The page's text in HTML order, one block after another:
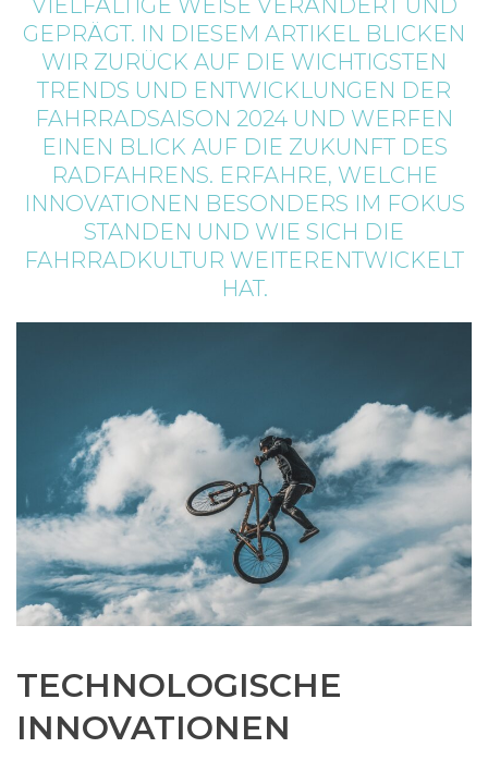
VIELFÄLTIGE WEISE VERÄNDERT UND
GEPRÄGT. IN DIESEM ARTIKEL BLICKEN
WIR ZURÜCK AUF DIE WICHTIGSTEN
TRENDS UND ENTWICKLUNGEN DER
FAHRRADSAISON 2024 UND WERFEN
EINEN BLICK AUF DIE ZUKUNFT DES
RADFAHRENS. ERFAHRE, WELCHE
INNOVATIONEN BESONDERS IM FOKUS
STANDEN UND WIE SICH DIE
FAHRRADKULTUR WEITERENTWICKELT
HAT.
TECHNOLOGISCHE
INNOVATIONEN